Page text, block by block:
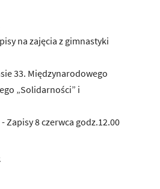
na zajęcia z gimnastyki
33. Międzynarodowego
„Solidarności” i
Zapisy 8 czerwca godz.12.00